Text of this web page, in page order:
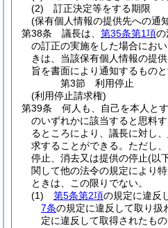
(2)
訂正決定等をする期限
(保有個人情報の提供先への通
第38条
議長は、 第35条第1項の
の訂正の実施をした場合にお
きは、当該保有個人情報の提
旨を書面により通知するものと
第3節
利用停止
(利用停止請求権)
第39条
何人も、自己を本人と
のいずれかに該当すると思料
るところにより、議長に対し、
求することができる。 ただし
停止、消去又は提供の停止(以
関して他の法令の規定により
ときは、この限りでない。
(1)
第5条第2項の規定に違反
7条の規定に違反して取り扱
定に違反して取得されたも